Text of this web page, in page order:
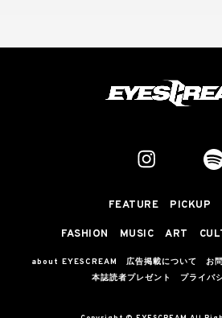
FEATURE PICKUP
FASHION MUSIC ART
about EYESCREAM 広告掲載について
お
本誌読者プレゼント
プライバ